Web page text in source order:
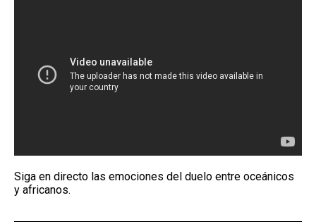
Siga en directo las emociones del duelo entre oceánicos
y africanos.